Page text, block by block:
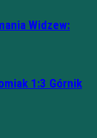
Widzew:
1:3 Górnik